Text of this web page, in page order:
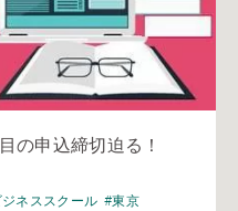
の申込締切迫る！
ネススクール #東京